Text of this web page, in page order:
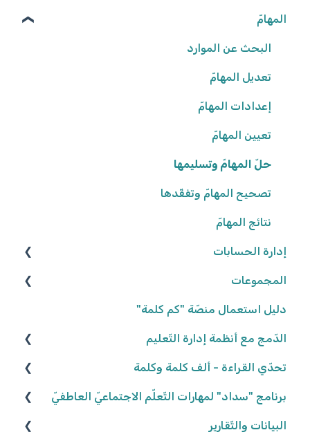
الوصول إلى المنصّة
كلمة المرور
البيانات الشّخصيّة
شروط وأحكام
إعدادات المدرسة
المهامّ
البحث عن الموارد
تعديل المهامّ
إعدادات المهامّ
تعيين المهامّ
حلّ المهامّ وتسليمها
تصحيح المهامّ وتفقّدها
نتائج المهامّ
إدارة الحسابات
المعلّمون/ـات
التّلاميذ
المجموعات
إنشاء المجموعات
تعديل المجموعات
إحصاءات المجموعات
دليل استعمال منصّة "كم كلمة"
الدّمج مع أنظمة إدارة التّعليم
كلاسلينك - ClassLink
تحدّي القراءة - ألف كلمة وكلمة
نكتب الواقع، نحلّق في الخيال ٢٠٢٥/٢٠٢٦
كواكب سيّارة ٢٠٢٤/٢٠٢٥
برنامج "سداد" لمهارات التّعلّم الاجتماعيّ العاطفيّ
تعريف البرنامج
البيانات والتّقارير